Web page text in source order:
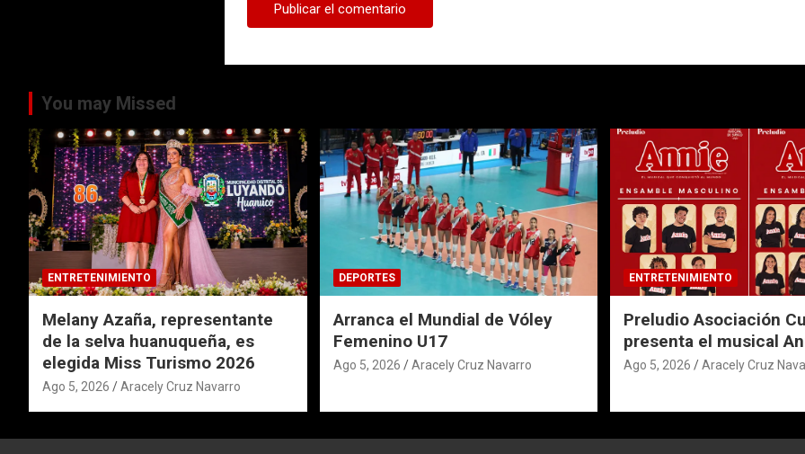
You may Missed
ENTRETENIMIENTO
Melany Azaña, representante
de la selva huanuqueña, es
elegida Miss Turismo 2026
Ago 5, 2026 Aracely Cruz Navarro
DEPORTES
Arranca el Mundial de Vóley
Femenino U17
Ago 5, 2026 Aracely Cruz Navarro
ENTRETENIMIENTO
Preludio Asociación
presenta el musical
Ago 5, 2026 Aracely Cruz